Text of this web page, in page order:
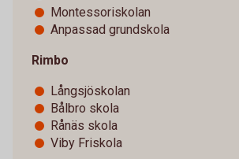
Montessoriskolan
Anpassad grundskola
Rimbo
Långsjöskolan
Bålbro skola
Rånäs skola
Viby Friskola